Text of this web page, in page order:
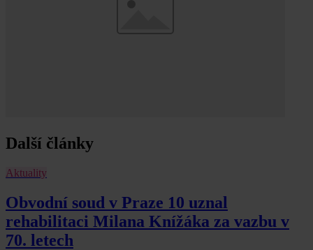
Další články
Aktuality
Obvodní soud v Praze 10 uznal
rehabilitaci Milana Knížáka za vazbu v
70. letech